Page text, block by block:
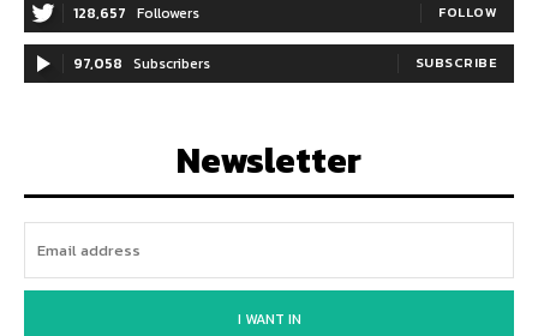
128,657 Followers FOLLOW
97,058 Subscribers SUBSCRIBE
Newsletter
I WANT IN